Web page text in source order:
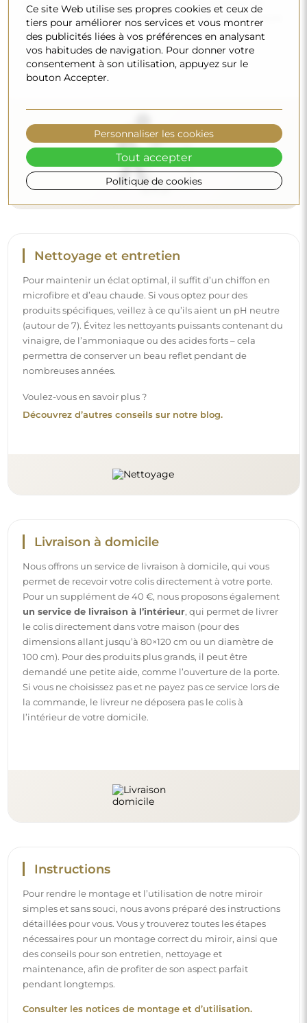
microfibre et d’eau chaude. Si vous optez pour des
produits spécifiques, veillez à ce qu’ils aient un pH neutre
(autour de 7). Évitez les nettoyants puissants contenant du
vinaigre, de l’ammoniaque ou des acides forts – cela
permettra de conserver un beau reflet pendant de
nombreuses années.
Voulez-vous en savoir plus ?
Découvrez d’autres conseils sur notre blog.
Livraison à domicile
Nous offrons un service de livraison à domicile, qui vous
permet de recevoir votre colis directement à votre porte.
Pour un supplément de 40 €, nous proposons également
un service de livraison à l’intérieur, qui permet de livrer
le colis directement dans votre maison (pour des
dimensions allant jusqu’à 80×120 cm ou un diamètre de
100 cm). Pour des produits plus grands, il peut être
Si vous ne choisissez pas et ne payez pas ce service lors de
la commande, le livreur ne déposera pas le colis à
Instructions
Pour rendre le montage et l’utilisation de notre miroir
simples et sans souci, nous avons préparé des instructions
détaillées pour vous. Vous y trouverez toutes les étapes
nécessaires pour un montage correct du miroir, ainsi que
des conseils pour son entretien, nettoyage et
maintenance, afin de profiter de son aspect parfait
Consulter les notices de montage et d’utilisation.
Restez à jour avec nos nouveautés, inspirations et
promotions, découvrez les tendances déco et trouvez
des idées pour de beaux intérieurs. Rejoignez notre
communauté et découvrez ce que nous préparons
spécialement pour vous !
Ce site Web utilise ses propres cookies et ceux de
tiers pour améliorer nos services et vous montrer
des publicités liées à vos préférences en analysant
vos habitudes de navigation. Pour donner votre
consentement à son utilisation, appuyez sur le
bouton Accepter.
Politique de cookies
Personnaliser les cookies
Tout accepter